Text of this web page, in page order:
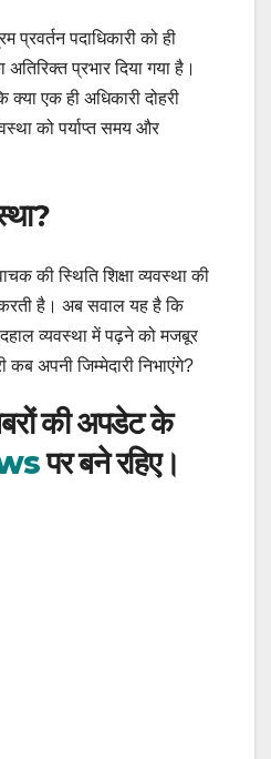
प्रवर्तन पदाधिकारी को ही
अतिरिक्त प्रभार दिया गया है।
एक ही अधिकारी दोहरी
को पर्याप्त समय और
की स्थिति शिक्षा व्यवस्था की
है। अब सवाल यह है कि
व्यवस्था में पढ़ने को मजबूर
कब अपनी जिम्मेदारी निभाएंगे?
की अपडेट के
पर बने रहिए।